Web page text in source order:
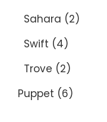
Sahara (2)
Swift (4)
Trove (2)
Puppet (6)